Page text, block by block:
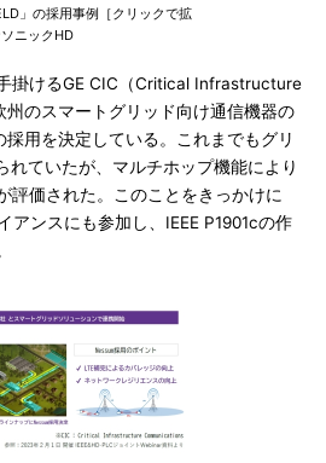
」の採用事例［クリックで拡
ニックHD
掛けるGE CIC（Critical Infrastructure
のスマートグリッド向け通信機器の
用を決定している。これまでもグリ
れていたが、マルチホップ機能により
評価された。このことをきっかけに
アンスにも参加し、IEEE P1901cの作